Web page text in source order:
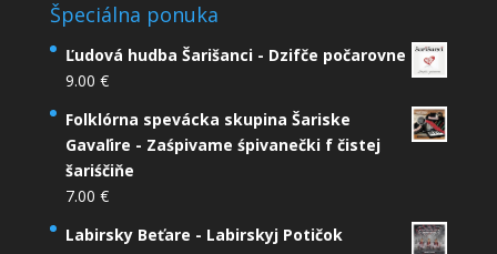
Špeciálna ponuka
Ľudová hudba Šarišanci - Dzifče počarovne
9.00 €
Folklórna spevácka skupina Šariske
Gavaľire - Zaśpivame śpivanečki f čistej
šariśčiňe
7.00 €
Labirsky Beťare - Labirskyj Potičok